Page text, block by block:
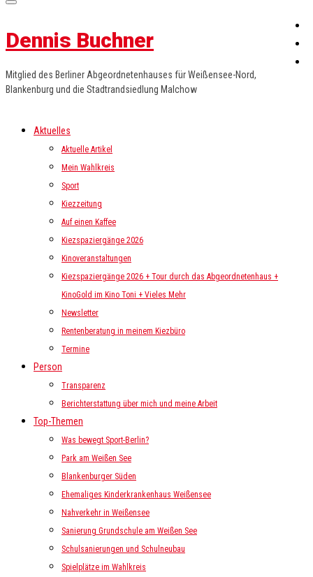
Dennis Buchner
Mitglied des Berliner Abgeordnetenhauses für Weißensee-Nord,
Blankenburg und die Stadtrandsiedlung Malchow
Aktuelles
Aktuelle Artikel
Mein Wahlkreis
Sport
Kiezzeitung
Auf einen Kaffee
Kiezspaziergänge 2026
Kinoveranstaltungen
Kiezspaziergänge 2026 + Tour durch das Abgeordnetenhaus +
KinoGold im Kino Toni + Vieles Mehr
Newsletter
Rentenberatung in meinem Kiezbüro
Termine
Person
Transparenz
Berichterstattung über mich und meine Arbeit
Top-Themen
Was bewegt Sport-Berlin?
Park am Weißen See
Blankenburger Süden
Ehemaliges Kinderkrankenhaus Weißensee
Nahverkehr in Weißensee
Sanierung Grundschule am Weißen See
Schulsanierungen und Schulneubau
Spielplätze im Wahlkreis